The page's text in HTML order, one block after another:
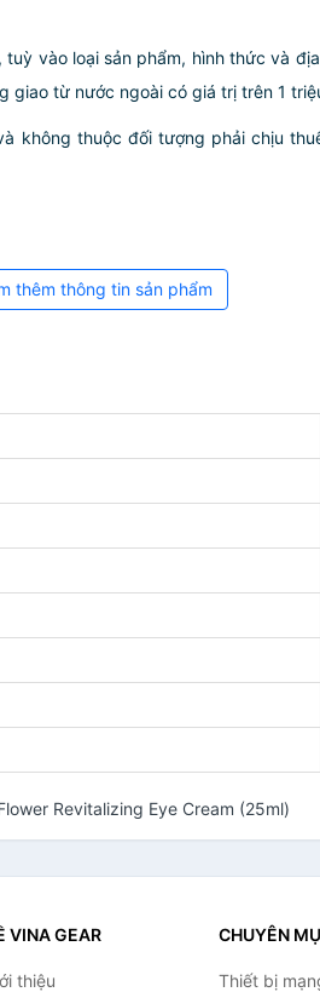
vào loại sản phẩm, hình thức và
giao từ nước ngoài có giá trị trên 1
không thuộc đối tượng phải chịu
thêm thông tin sản phẩm
Revitalizing Eye Cream (25ml)
VINA GEAR
thiệu
CHUYÊN
Thiết bị